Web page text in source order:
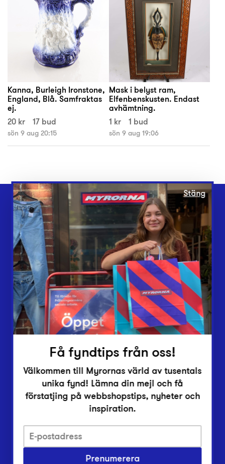
Kanna, Burleigh Ironstone,
England, Blå. Samfraktas
ej.
20 kr
17 bud
sön 9 aug 20:15
Mask i belyst ram,
Elfenbenskusten. Endast
avhämtning.
1 kr
1 bud
sön 9 aug 19:06
Webbshop
Butiker
Lämna in
Vårt överskott
Inlämningsplatser
Om Myrorna
Lediga jobb
Pressrum
Integritetsskyddspolicy
Har du frågor om onlineköp, leverans eller retur?
Stäng
Få fyndtips från oss!
Välkommen till Myrornas värld av tusentals
unika fynd! Lämna din mejl och få
förstatjing på webbshopstips, nyheter och
inspiration.
Prenumerera